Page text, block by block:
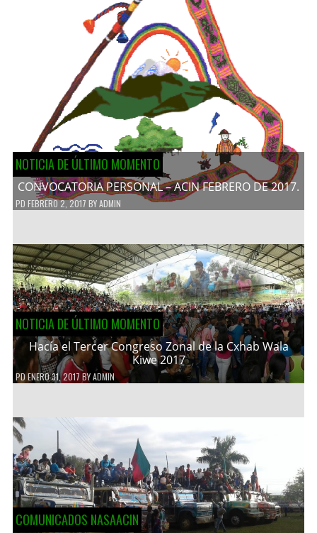
NOTICIA DE ÚLTIMO MOMENTO
CONVOCATORIA PERSONAL – ACIN FEBRERO DE 2017.
PD FEBRERO 2, 2017 BYADMIN
NOTICIA DE ÚLTIMO MOMENTO
Hacía el Tercer Congreso Zonal de la Cxhab Wala
Kiwe 2017
PDENERO 31, 2017 BYADMIN
COMUNICADOS NASAACIN